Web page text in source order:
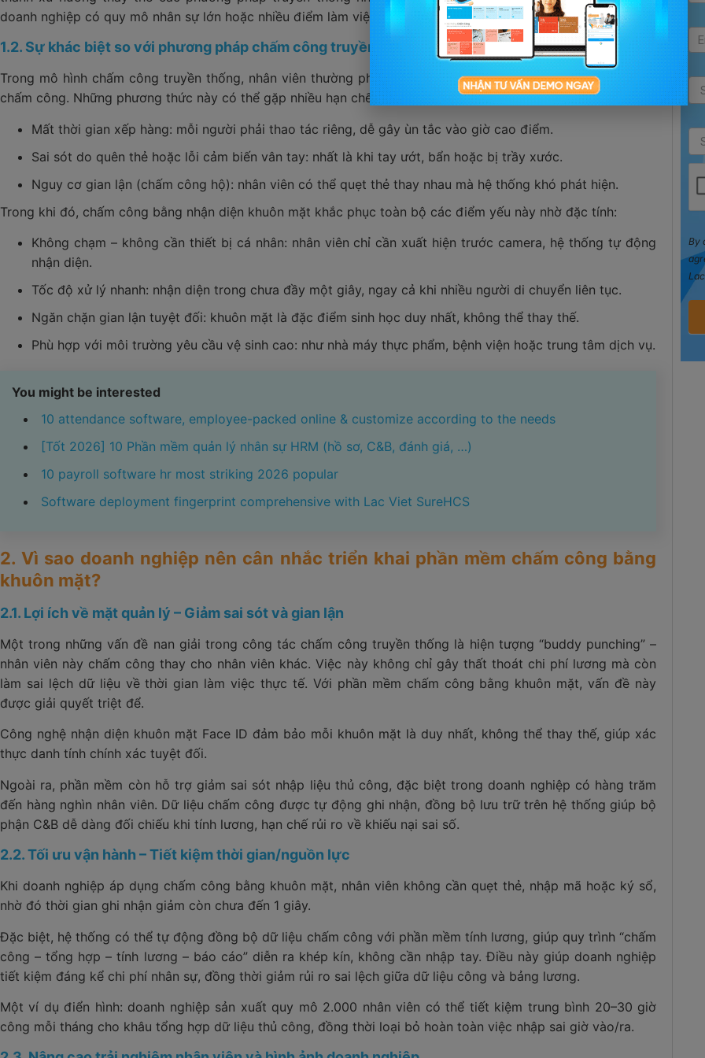
doanh nghiệp có quy mô nhân sự lớn hoặc nhiều điểm làm việc.
1.2. Sự khác biệt so với phương pháp chấm công truyền thống
Trong mô hình chấm công truyền thống, nhân viên thường phải quẹt thẻ, nhập mã hoặc đặt vân tay tại máy
chấm công. Những phương thức này có thể gặp nhiều hạn chế như:
Mất thời gian xếp hàng: mỗi người phải thao tác riêng, dễ gây ùn tắc vào giờ cao điểm.
Sai sót do quên thẻ hoặc lỗi cảm biến vân tay: nhất là khi tay ướt, bẩn hoặc bị trầy xước.
Nguy cơ gian lận (chấm công hộ): nhân viên có thể quẹt thẻ thay nhau mà hệ thống khó phát hiện.
Trong khi đó, chấm công bằng nhận diện khuôn mặt khắc phục toàn bộ các điểm yếu này nhờ đặc tính:
Không chạm – không cần thiết bị cá nhân: nhân viên chỉ cần xuất hiện trước camera, hệ thống tự động
nhận diện.
Tốc độ xử lý nhanh: nhận diện trong chưa đầy một giây, ngay cả khi nhiều người di chuyển liên tục.
Ngăn chặn gian lận tuyệt đối: khuôn mặt là đặc điểm sinh học duy nhất, không thể thay thế.
Phù hợp với môi trường yêu cầu vệ sinh cao: như nhà máy thực phẩm, bệnh viện hoặc trung tâm dịch vụ.
You might be interested
10 attendance software, employee-packed online & customize according to the needs
[Tốt 2026] 10 Phần mềm quản lý nhân sự HRM (hồ sơ, C&B, đánh giá, …)
10 payroll software hr most striking 2026 popular
Software deployment fingerprint comprehensive with Lac Viet SureHCS
2. Vì sao doanh nghiệp nên cân nhắc triển khai phần mềm chấm công bằng
khuôn mặt?
2.1. Lợi ích về mặt quản lý – Giảm sai sót và gian lận
Một trong những vấn đề nan giải trong công tác chấm công truyền thống là hiện tượng “buddy punching” –
nhân viên này chấm công thay cho nhân viên khác. Việc này không chỉ gây thất thoát chi phí lương mà còn
làm sai lệch dữ liệu về thời gian làm việc thực tế. Với phần mềm chấm công bằng khuôn mặt, vấn đề này
được giải quyết triệt để.
Công nghệ nhận diện khuôn mặt Face ID đảm bảo mỗi khuôn mặt là duy nhất, không thể thay thế, giúp xác
thực danh tính chính xác tuyệt đối.
Ngoài ra, phần mềm còn hỗ trợ giảm sai sót nhập liệu thủ công, đặc biệt trong doanh nghiệp có hàng trăm
đến hàng nghìn nhân viên. Dữ liệu chấm công được tự động ghi nhận, đồng bộ lưu trữ trên hệ thống giúp bộ
phận C&B dễ dàng đối chiếu khi tính lương, hạn chế rủi ro về khiếu nại sai số.
2.2. Tối ưu vận hành – Tiết kiệm thời gian/nguồn lực
Khi doanh nghiệp áp dụng chấm công bằng khuôn mặt, nhân viên không cần quẹt thẻ, nhập mã hoặc ký sổ,
nhờ đó thời gian ghi nhận giảm còn chưa đến 1 giây.
Đặc biệt, hệ thống có thể tự động đồng bộ dữ liệu chấm công với phần mềm tính lương, giúp quy trình “chấm
công – tổng hợp – tính lương – báo cáo” diễn ra khép kín, không cần nhập tay. Điều này giúp doanh nghiệp
tiết kiệm đáng kể chi phí nhân sự, đồng thời giảm rủi ro sai lệch giữa dữ liệu công và bảng lương.
Một ví dụ điển hình: doanh nghiệp sản xuất quy mô 2.000 nhân viên có thể tiết kiệm trung bình 20–30 giờ
công mỗi tháng cho khâu tổng hợp dữ liệu thủ công, đồng thời loại bỏ hoàn toàn việc nhập sai giờ vào/ra.
By